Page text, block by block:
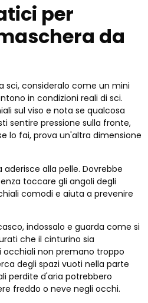
per
da
sci, consideralo come un mini
in condizioni reali di sci.
sul viso e nota se qualcosa
sentire pressione sulla fronte,
lo fai, prova un'altra dimensione
alla pelle. Dovrebbe
toccare gli angoli degli
comodi e aiuta a prevenire
indossalo e guarda come si
che il cinturino sia
occhiali non premano troppo
degli spazi vuoti nella parte
perdite d'aria potrebbero
freddo o neve negli occhi.